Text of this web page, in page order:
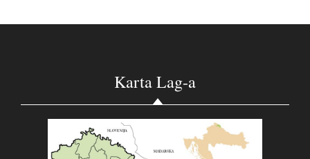
Karta Lag-a